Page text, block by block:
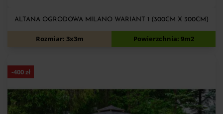
ALTANA OGRODOWA MILANO WARIANT 1 (300CM X 300CM)
4 990 4 590zł
Rozmiar: 3x3m Powierzchnia: 9m2
-400zł